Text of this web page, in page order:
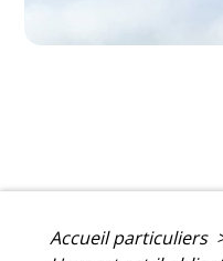
Accueil particuliers